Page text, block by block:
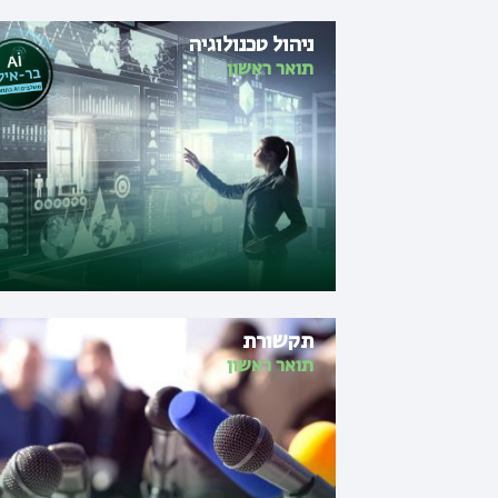
ניהול טכנולוגיה
תואר ראשון
תקשורת
תואר ראשון